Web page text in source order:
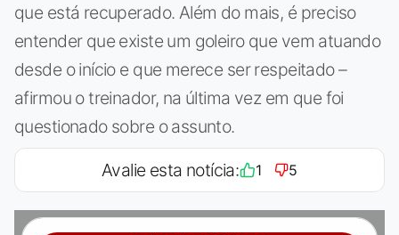
que está recuperado. Além do mais, é preciso
entender que existe um goleiro que vem atuando
desde o início e que merece ser respeitado –
afirmou o treinador, na última vez em que foi
questionado sobre o assunto.
Avalie esta notícia: 1 5